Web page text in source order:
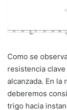
Como se
resistencia
alcanzada. En la
deberemos
trigo hacia